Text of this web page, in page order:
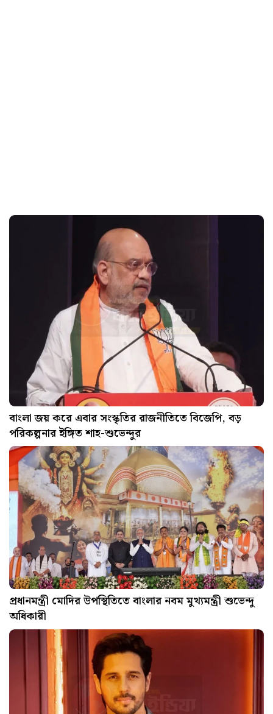
বাংলা জয় করে এবার সংস্কৃতির রাজনীতিতে বিজেপি, বড়
পরিকল্পনার ইঙ্গিত শাহ-শুভেন্দুর
প্রধানমন্ত্রী মোদির উপস্থিতিতে বাংলার নবম মুখ্যমন্ত্রী শুভেন্দু
অধিকারী